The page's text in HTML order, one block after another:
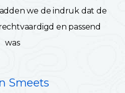
we de indruk dat de
en passend
was
Smeets